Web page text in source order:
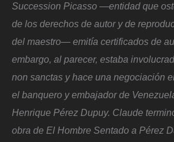
Succession Picasso —entidad que
de los derechos de autor y de
del maestro— emitía certificados de
embargo, al parecer, estaba
non sanctas y hace una negociación
el banquero y embajador de
Henrique Pérez Dupuy. Claude
obra de El Hombre Sentado a Pérez